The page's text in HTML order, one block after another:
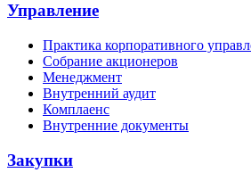
Управление
Практика корпоративного
Собрание акционеров
Менеджмент
Внутренний аудит
Комплаенс
Внутренние документы
Закупки